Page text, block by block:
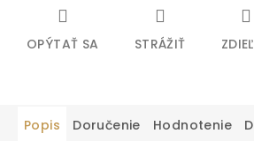
OPÝTAŤ SA STRÁŽIŤ
Popis Doručenie Hodnotenie